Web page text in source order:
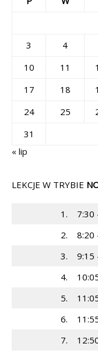
3
4
10
11
17
18
24
25
31
« lip
LEKCJE W TRYBIE
1.
7:30
2.
8:20
3.
9:15
4.
5.
6.
7.